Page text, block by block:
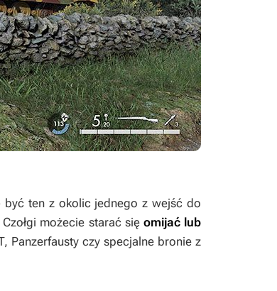
ten z okolic jednego z wejść do
możecie starać się omijać lub
Panzerfausty czy specjalne bronie z